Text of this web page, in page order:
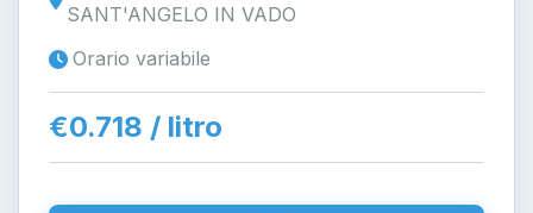
SANT'ANGELO IN VADO
Orario variabile
€0.718 / litro